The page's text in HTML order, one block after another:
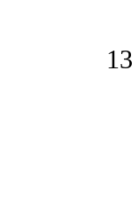
13